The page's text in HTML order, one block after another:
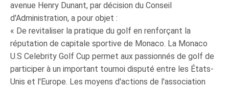
avenue Henry Dunant, par décision du Conseil
d'Administration, a pour objet :
« De revitaliser la pratique du golf en renforçant la
réputation de capitale sportive de Monaco. La Monaco
U.S Celebrity Golf Cup permet aux passionnés de golf de
participer à un important tournoi disputé entre les États-
Unis et l'Europe. Les moyens d'actions de l'association